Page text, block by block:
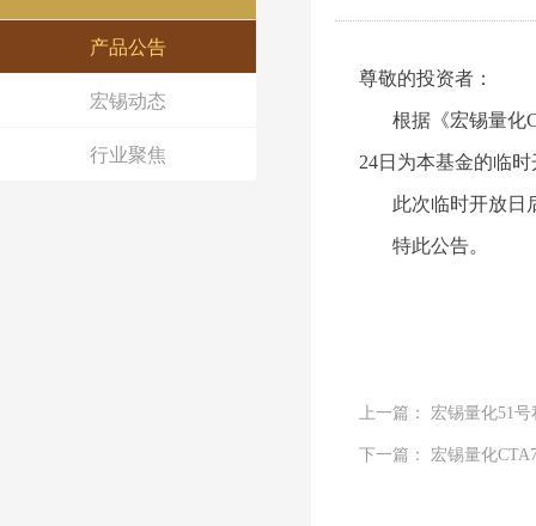
产品公告
宏锡动态
行业聚焦
尊敬的投资者：
根据《宏锡量化
24日为本基金的临
此次临时开放日后
特此公告。
上一篇： 宏锡量化51
下一篇： 宏锡量化